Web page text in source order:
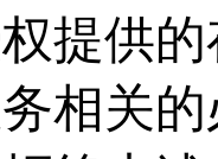
提供
相关